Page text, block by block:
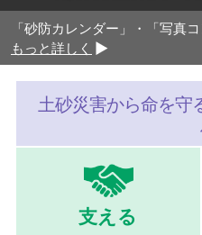
「砂防カレンダー」・「写真
もっと詳しく
土砂災害から命を守
支える